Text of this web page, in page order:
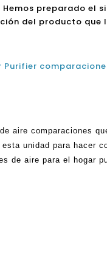
preparado el
del producto que
aire comparaciones
unidad para hacer
de aire para el hogar
un purificador es un